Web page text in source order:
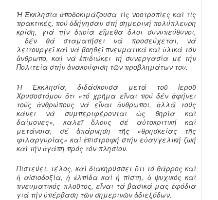
Ἡ Ἐκκλησία ἀποδοκιμάζουσα τίς νοοτροπίες καί τίς
πρακτικές, πού ὁδήγησαν στή σημερινή πολύπλευρη
κρίση, γιά τήν ὁποία εἴμεθα ὅλοι συνυπεύθυνοι,
δέν θά σταματήσει νά προσεύχεται, νά
λειτουργεῖ καί νά βοηθεῖ πνευματικά καί ὑλικά τόν
ἄνθρωπο, καί νά ἐπιδιώκει τή συνεργασία μέ τήν
Πολιτεία στήν ἀνακούφιση τῶν προβλημάτων του.
Ἡ Ἐκκλησία, διδάσκουσα μετά τοῦ ἱεροῦ
Χρυσοστόμου ὅτι «τό χρῆμα εἶναι πού δέν ἀφήνει
τούς ἀνθρώπους νά εἶναι ἄνθρωποι, ἀλλά τούς
κάνει νά συμπεριφέρονται ὡς θηρία καί
δαίμονες», καλεῖ ὅλους σέ αὐτοκριτική καί
μετάνοια, σέ ἀπάρνηση τῆς «θρησκείας τῆς
φιλαργυρίας» καί ἐπιστροφή στήν εὐαγγελική ζωή
καί τήν ἀγάπη πρός τόν πλησίον.
Πιστεύει, τέλος, καί διακηρύσσει ὅτι τό θάρρος καί
ἡ αἰσιοδοξία, ἡ ἐλπίδα καί ἡ πίστη, ὁ ψυχικός καί
πνευματικός πλοῦτος, εἶναι τά βασικά μας ἐφόδια
γιά τήν ὑπέρβαση τῶν σημερινῶν ἀδιεξόδων.